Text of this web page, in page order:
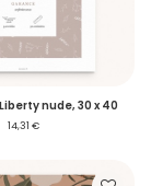
nude, 30 x 40
14,31 €